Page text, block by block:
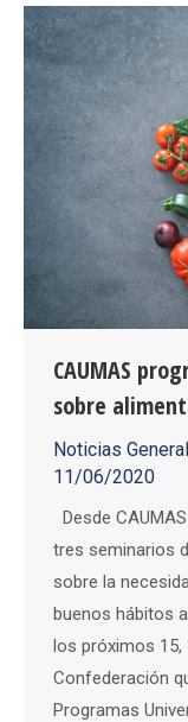
CAUMAS
sobre
Noticias General
11/06/2020
Desde
tres seminarios
sobre la
buenos hábitos
los próximos 15,
Confederación
Programas